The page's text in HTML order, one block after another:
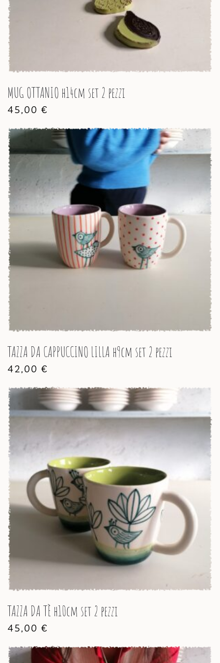
MUG OTTANIO h14cm set 2 pezzi
45,00 €
TAZZA DA CAPPUCCINO LILLA h9cm set 2 pezzi
42,00 €
TAZZA DA TÈ h10cm set 2 pezzi
45,00 €